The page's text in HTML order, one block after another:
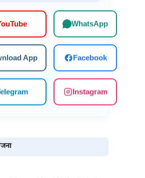
WhatsApp
App Facebook
Instagram